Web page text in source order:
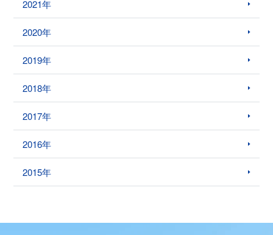
2021年
2020年
2019年
2018年
2017年
2016年
2015年